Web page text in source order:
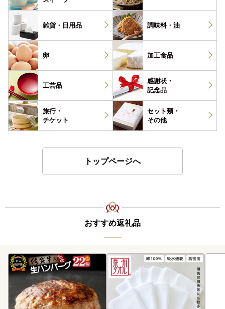
雑貨・ 日用品 調味料・ 油
卵 加工食品
工芸品
感謝状・
記念品
旅行・
チケット
セット類・
その他
トップページへ
おすすめ返礼品